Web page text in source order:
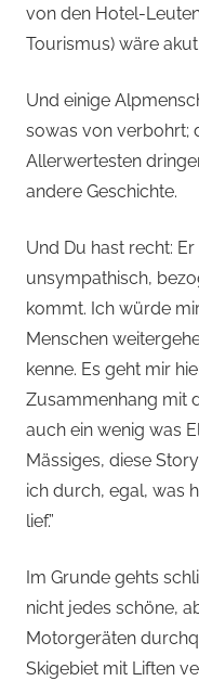
von den Hotel-
Tourismus) wäre
Und einige
sowas von verbohrt;
Allerwertesten
andere Geschichte.
Und Du hast recht:
unsympathisch,
kommt. Ich würde
Menschen
kenne. Es geht mir
Zusammenhang mit
auch ein wenig was
Mässiges, diese
ich durch, egal, was
lief.”
Im Grunde gehts
nicht jedes schöne,
Motorgeräten
Skigebiet mit Liften